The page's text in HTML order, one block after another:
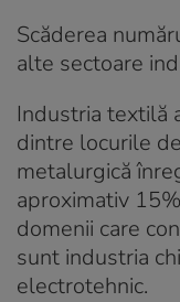
Scăderea
alte sectoare
Industria textilă
dintre locurile
metalurgică
aproximativ
domenii care
sunt industria
electrotehnic.